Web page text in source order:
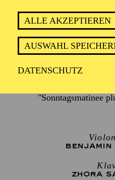
ALLE AKZEPTIEREN
AUSWAHL
DATENSCHUTZ
1 Stunde,
"Sonntagsmatinee
BENJAMIN
ZHORA